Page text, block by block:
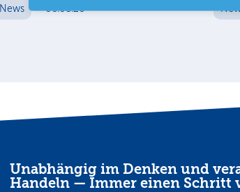
News 06.08.26
Unabhängig im Denken und
Handeln — Immer einen Schritt